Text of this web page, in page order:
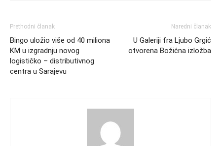
Prethodni članak
Bingo uložio više od 40 miliona
KM u izgradnju novog
logističko – distributivnog
centra u Sarajevu
Naredni članak
U Galeriji fra Ljubo Grgić
otvorena Božićna izložba